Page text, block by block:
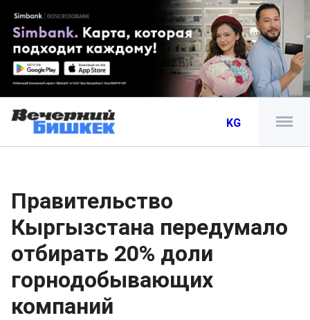
KG
Правительство
Кыргызстана передумало
отбирать 20% доли
горнодобывающих
компаний